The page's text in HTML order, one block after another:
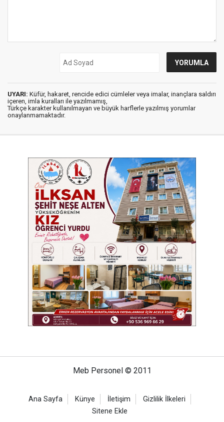
UYARI: Küfür, hakaret, rencide edici cümleler veya imalar, inançlara saldırı
içeren, imla kuralları ile yazılmamış,
Türkçe karakter kullanılmayan ve büyük harflerle yazılmış yorumlar
onaylanmamaktadır.
Meb Personel © 2011
Ana Sayfa Künye İletişim
Gizlilik İlkeleri
Sitene Ekle